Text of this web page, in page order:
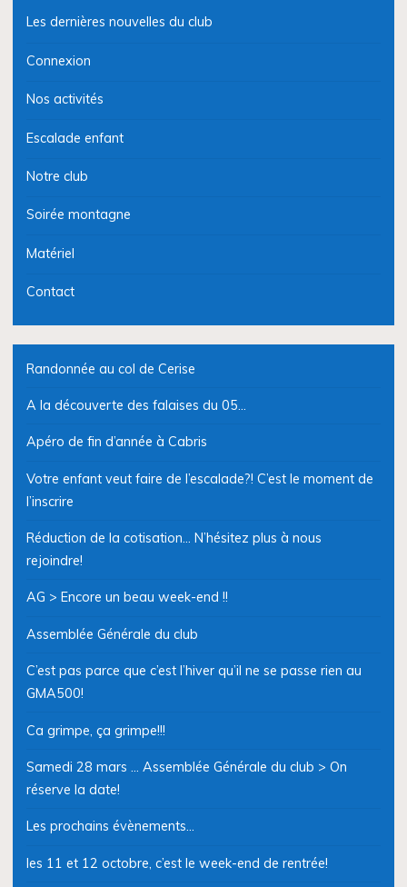
Les dernières nouvelles du club
Connexion
Nos activités
Escalade enfant
Notre club
Soirée montagne
Matériel
Contact
Randonnée au col de Cerise
A la découverte des falaises du 05…
Apéro de fin d’année à Cabris
Votre enfant veut faire de l’escalade?! C’est le moment de
l’inscrire
Réduction de la cotisation… N’hésitez plus à nous
rejoindre!
AG > Encore un beau week-end !!
Assemblée Générale du club
C’est pas parce que c’est l’hiver qu’il ne se passe rien au
GMA500!
Ca grimpe, ça grimpe!!!
Samedi 28 mars … Assemblée Générale du club > On
réserve la date!
Les prochains évènements…
les 11 et 12 octobre, c’est le week-end de rentrée!